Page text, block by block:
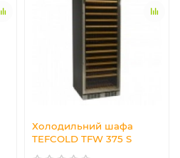
Холодильний шафа
TEFCOLD TFW 375 S